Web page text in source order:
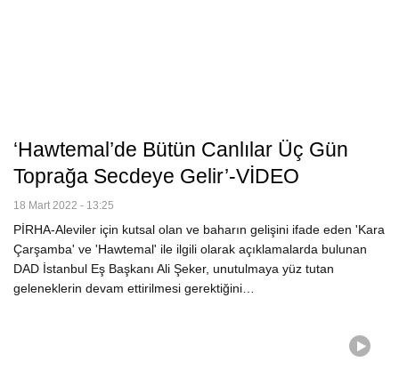
‘Hawtemal’de Bütün Canlılar Üç Gün
Toprağa Secdeye Gelir’-VİDEO
18 Mart 2022 - 13:25
PİRHA-Aleviler için kutsal olan ve baharın gelişini ifade eden 'Kara
Çarşamba' ve 'Hawtemal' ile ilgili olarak açıklamalarda bulunan
DAD İstanbul Eş Başkanı Ali Şeker, unutulmaya yüz tutan
geleneklerin devam ettirilmesi gerektiğini…